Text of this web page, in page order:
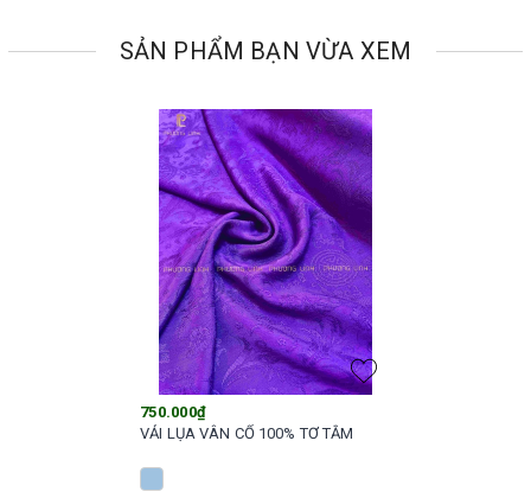
SẢN PHẨM BẠN VỪA XEM
750.000₫
VẢI LỤA VÂN CỔ 100% TƠ TẰM